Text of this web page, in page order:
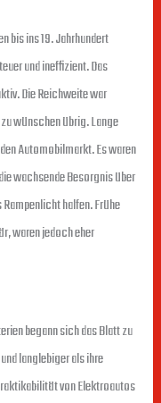
bis ins 19. Jahrhundert
und ineffizient. Das
Die Reichweite war
wünschen übrig. Lange
Automobilmarkt. Es waren
wachsende Besorgnis über
halfen. Frühe
waren jedoch eher
begann sich das Blatt zu
langlebiger als ihre
von Elektroautos